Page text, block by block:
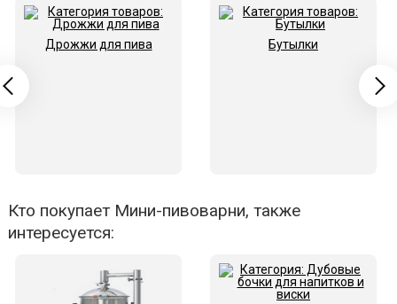
Дрожжи для пива Бутылки
Кто покупает Мини-пивоварни, также
интересуется: